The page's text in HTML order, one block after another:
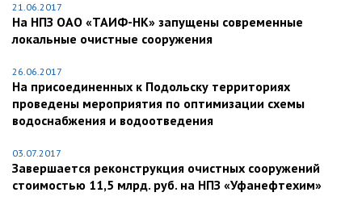
21.06.2017
На НПЗ ОАО «ТАИФ-НК» запущены современные
локальные очистные сооружения
26.06.2017
На присоединенных к Подольску территориях
проведены мероприятия по оптимизации схемы
водоснабжения и водоотведения
03.07.2017
Завершается реконструкция очистных сооружений
стоимостью 11,5 млрд. руб. на НПЗ «Уфанефтехим»